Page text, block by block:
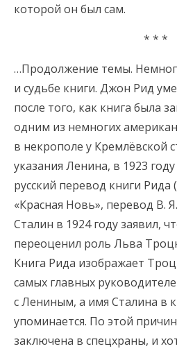
которой он был сам.
* * *
…Продолжение темы.
и судьбе книги. Джон Рид
после того, как книга была
одним из немногих
в некрополе у Кремлёвской
указания Ленина, в 1923
русский перевод книги Рида
«Красная Новь», перевод В.
Сталин в 1924 году заявил,
переоценил роль Льва
Книга Рида изображает
самых главных
с Лениным, а имя Сталина в
упоминается. По этой
заключена в спецхраны, и